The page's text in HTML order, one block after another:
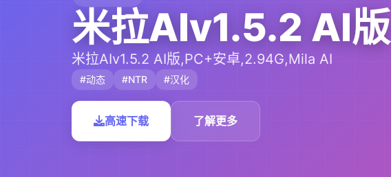
米拉AIv1.5.2 AI版
米拉AIv1.5.2 AI版,PC+安卓,2.94G,Mila AI
#动态 #NTR #汉化
高速下载 了解更多